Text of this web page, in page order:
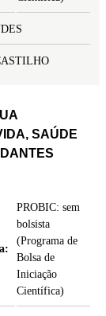
SAÚDE
PROBIC: sem
bolsista
(Programa de
Bolsa de
Iniciação
Científica)